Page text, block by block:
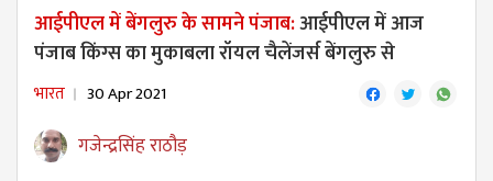
आईपीएल में बेंगलुरु के सामने पंजाब:आईपीएल में आज
पंजाब किंग्स का मुकाबला रॉयल चैलेंजर्स बेंगलुरु से
भारत 30 Apr 2021
गजेन्द्रसिंह राठौड़